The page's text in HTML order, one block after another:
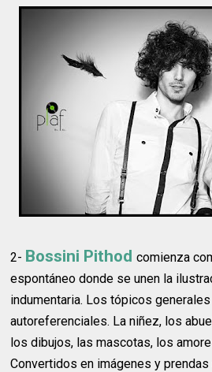
2- Bossini Pithod comienza
espontáneo donde se unen la
indumentaria. Los tópicos
autoreferenciales. La niñez, los
los dibujos, las mascotas, los
Convertidos en imágenes y